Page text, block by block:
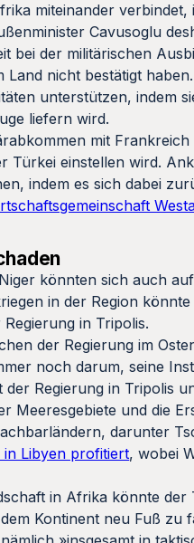
miteinander
Cavusoglu
bei der militärischen
nicht bestätigt
unterstützen, indem
liefern wird.
mit
Türkei einstellen wird.
indem es sich dabei
könnten sich auch
in der Region
in Tripolis.
der Regierung im
noch darum, seine
Regierung in Tripolis
Meeresgebiete und die
darunter
in Libyen profitiert, wobei
in Afrika könnte
Kontinent neu Fuß zu